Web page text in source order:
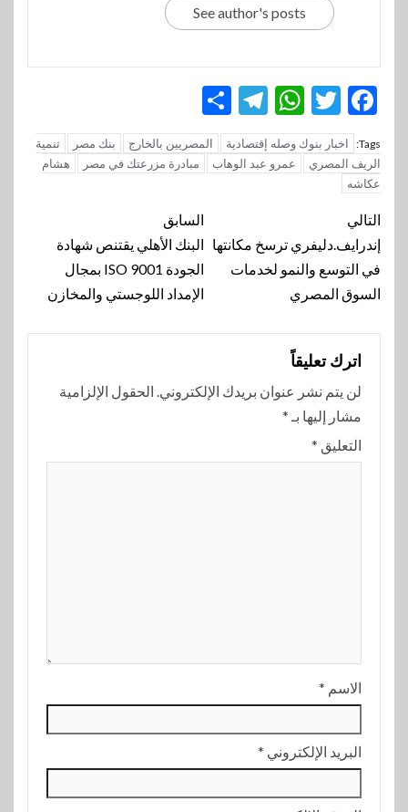
See author's posts
Facebook
Twitter
WhatsApp
Telegram
Tags: اخبار بنوك وصله إقتصادية المصريين بالخارج بنك مصر
تنمية
الريف المصري
عمرو عبد الوهاب مبادرة مزرعتك في مصر
هشام
عكاشه
تنقل
المقالة
السابق
البنك الأهلي يقتنص شهادة
الجودة ISO 9001 بمجال
الإمداد اللوجستي والمخازن
التالي
إندرايف.دليفري ترسخ مكانتها
في التوسع والنمو لخدمات
السوق المصري
اترك تعليقاً
لن يتم نشر عنوان بريدك الإلكتروني. الحقول الإلزامية
مشار إليها بـ *
التعليق *
الاسم *
البريد الإلكتروني *